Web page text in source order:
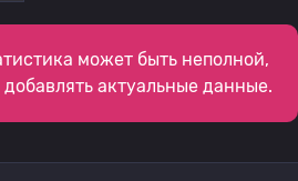
может быть неполной,
актуальные данные.